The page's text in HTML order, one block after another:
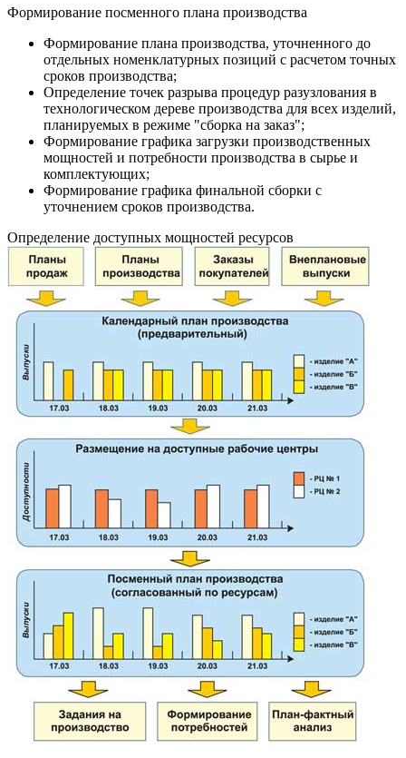
Формирование посменного плана производства
Формирование плана производства, уточненного до
отдельных номенклатурных позиций с расчетом точных
сроков производства;
Определение точек разрыва процедур разузлования в
технологическом дереве производства для всех изделий,
планируемых в режиме "сборка на заказ";
Формирование графика загрузки производственных
мощностей и потребности производства в сырье и
комплектующих;
Формирование графика финальной сборки с
уточнением сроков производства.
Определение доступных мощностей ресурсов